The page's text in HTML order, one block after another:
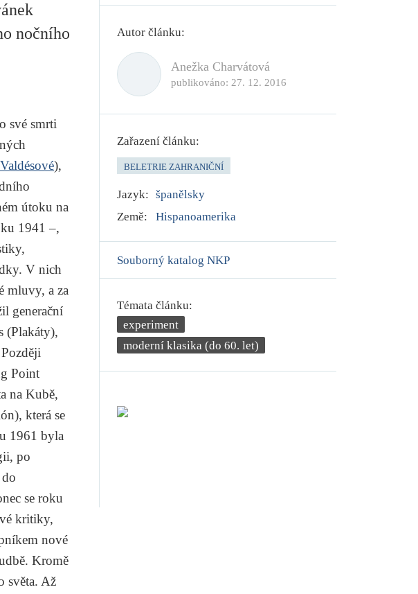
nočního
své smrti
),
útoku na
1941 –,
V nich
mluvy, a za
generační
(Plakáty),
Point
na Kubě,
), která se
1961 byla
po
se roku
kritiky,
nové
Kromě
světa. Až
Autor článku:
Anežka Charvátová
publikováno: 27. 12. 2016
Zařazení článku:
BELETRIE ZAHRANIČNÍ
Jazyk: španělsky
Země:
Hispanoamerika
Souborný katalog NKP
Témata článku:
experiment
moderní klasika (do 60. let)